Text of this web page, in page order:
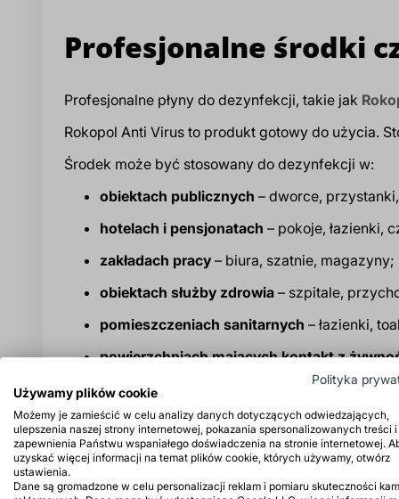
Profesjonalne środki
Profesjonalne płyny do dezynfekcji, takie jak
Rokopol Anti Virus to produkt gotowy do użycia.
Środek może być stosowany do dezynfekcji w:
obiektach publicznych – dworce,
hotelach i pensjonatach – pokoje, łazienki,
zakładach pracy – biura, szatnie, magazyny;
obiektach służby zdrowia – szpitale,
pomieszczeniach sanitarnych – łazienki,
powierzchniach mających kontakt z
Sposób użycia produktu zależy od rodzaju
odpływów. Czas działania preparatu to 5–15 minut.
Przed użyciem należy sprawdzić działanie
stosować na powierzchniach drewnianych, z
Polityka
Używamy plików cookie
Możemy je zamieścić w celu analizy danych dotyczących odwiedzających,
ulepszenia naszej strony internetowej, pokazania spersonalizowanych treści i
zapewnienia Państwu wspaniałego doświadczenia na stronie internetowej.
uzyskać więcej informacji na temat plików cookie, których używamy, otwórz
ustawienia.
Dane są gromadzone w celu personalizacji reklam i pomiaru skuteczności